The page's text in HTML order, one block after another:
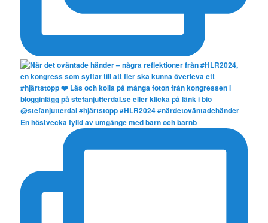
En höstvecka fylld av umgänge med barn och barnb